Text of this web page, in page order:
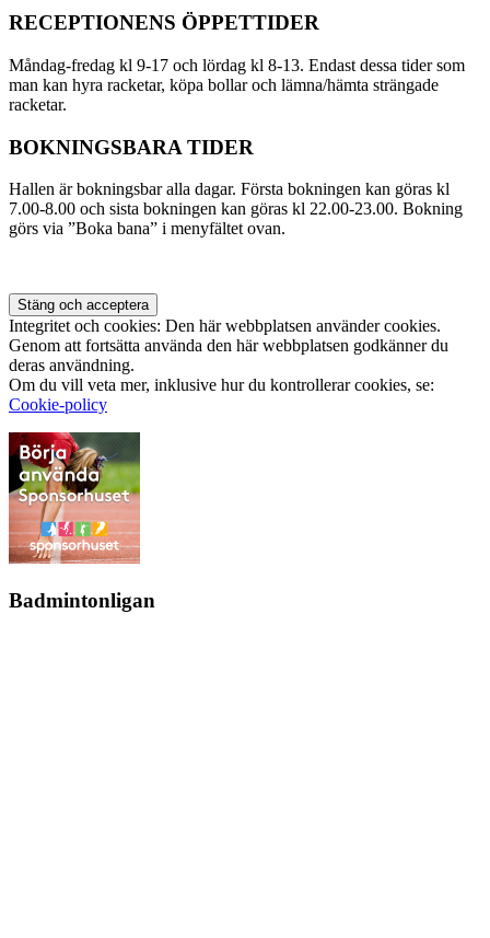
RECEPTIONENS ÖPPETTIDER
Måndag-fredag kl 9-17 och lördag kl 8-13. Endast dessa tider som
man kan hyra racketar, köpa bollar och lämna/hämta strängade
racketar.
BOKNINGSBARA TIDER
Hallen är bokningsbar alla dagar. Första bokningen kan göras kl
7.00-8.00 och sista bokningen kan göras kl 22.00-23.00. Bokning
görs via ”Boka bana” i menyfältet ovan.
Integritet och cookies: Den här webbplatsen använder cookies.
Genom att fortsätta använda den här webbplatsen godkänner du
deras användning.
Om du vill veta mer, inklusive hur du kontrollerar cookies, se:
Cookie-policy
Badmintonligan